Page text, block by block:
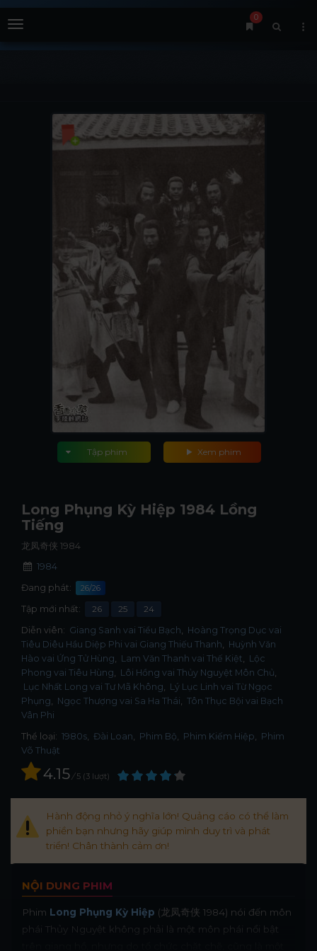
Menu
0
Xem phim
Tập phim
Long Phụng Kỳ Hiệp 1984 Lồng
Tiếng
龙凤奇侠 1984
1984
Đang phát:
26/26
Tập mới nhất: 26 25
24
Diễn viên: Giang Sanh vai Tiểu Bạch
Hoàng Trọng Dục vai
Tiêu Diêu Hầu Diệp Phi vai Giang Thiếu Thanh
Huỳnh Văn
Hào vai Ứng Tử Hùng
Lam Văn Thanh vai Thế Kiệt
Lộc
Phong vai Tiêu Hùng
Lôi Hồng vai Thủy Nguyệt Môn Chủ
Lục Nhất Long vai Tư Mã Không
Lý Lục Linh vai Từ Ngọc
Phụng
Ngọc Thượng vai Sa Ha Thái
Tôn Thục Bội vai Bạch
Vân Phi
Thể loại: 1980s, Đài Loan, Phim Bộ, Phim Kiếm Hiệp, Phim
Võ Thuật
4.15/ 5 3 lượt
Hành động nhỏ ý nghĩa lớn! Quảng cáo có thể làm
phiền bạn nhưng hãy giúp mình duy trì và phát
triển! Chân thành cảm ơn!
NỘI DUNG PHIM
Phim Long Phụng Kỳ Hiệp (龙凤奇侠 1984) nói đến môn
phái Thủy Nguyệt không phải là một môn phái nổi bật